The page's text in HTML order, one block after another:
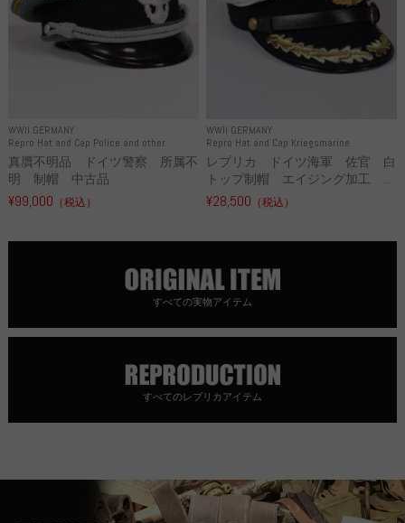
WWII GERMANY
Repro Hat and Cap Police and other
真贋不明品 ドイツ警察 所属不
明 制帽 中古品
¥99,000 （税込）
WWII GERMANY
Repro Hat and Cap Kriegsmarine
レプリカ ドイツ海軍 佐官 白
トップ制帽 エイジング加工 ...
¥28,500 （税込）
すべての実物アイテム
すべてのレプリカアイテム